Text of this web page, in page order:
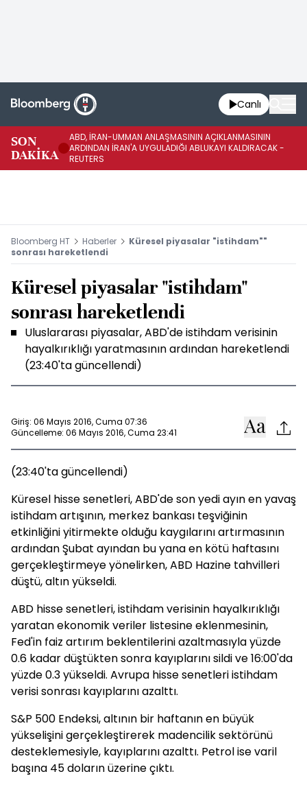
Canlı
SON
DAKİKA
ABD, İRAN-UMMAN ANLAŞMASININ AÇIKLANMASININ
ARDINDAN İRAN'A UYGULADIĞI ABLUKAYI KALDIRACAK -
REUTERS
Bloomberg HT Haberler
Küresel piyasalar "istihdam""
sonrası hareketlendi
Küresel piyasalar "istihdam"
sonrası hareketlendi
Uluslararası piyasalar, ABD'de istihdam verisinin
hayalkırıklığı yaratmasının ardından hareketlendi
(23:40'ta güncellendi)
Giriş: 06 Mayıs 2016, Cuma 07:36
Güncelleme: 06 Mayıs 2016, Cuma 23:41
(23:40'ta güncellendi)
Küresel hisse senetleri, ABD'de son yedi ayın en yavaş
istihdam artışının, merkez bankası teşviğinin
etkinliğini yitirmekte olduğu kaygılarını artırmasının
ardından Şubat ayından bu yana en kötü haftasını
gerçekleştirmeye yönelirken, ABD Hazine tahvilleri
düştü, altın yükseldi.
ABD hisse senetleri, istihdam verisinin hayalkırıklığı
yaratan ekonomik veriler listesine eklenmesinin,
Fed'in faiz artırım beklentilerini azaltmasıyla yüzde
0.6 kadar düştükten sonra kayıplarını sildi ve 16:00'da
yüzde 0.3 yükseldi. Avrupa hisse senetleri istihdam
verisi sonrası kayıplarını azalttı.
S&P 500 Endeksi, altının bir haftanın en büyük
yükselişini gerçekleştirerek madencilik sektörünü
desteklemesiyle, kayıplarını azalttı. Petrol ise varil
başına 45 doların üzerine çıktı.